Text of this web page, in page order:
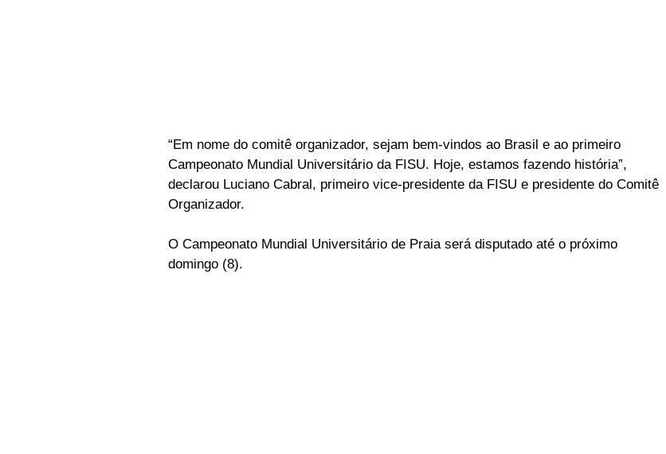
“Em nome do comitê organizador, sejam bem-vindos ao Brasil e ao primeiro
Campeonato Mundial Universitário da FISU. Hoje, estamos fazendo história”,
declarou Luciano Cabral, primeiro vice-presidente da FISU e presidente do Comitê
Organizador.
O Campeonato Mundial Universitário de Praia será disputado até o próximo
domingo (8).